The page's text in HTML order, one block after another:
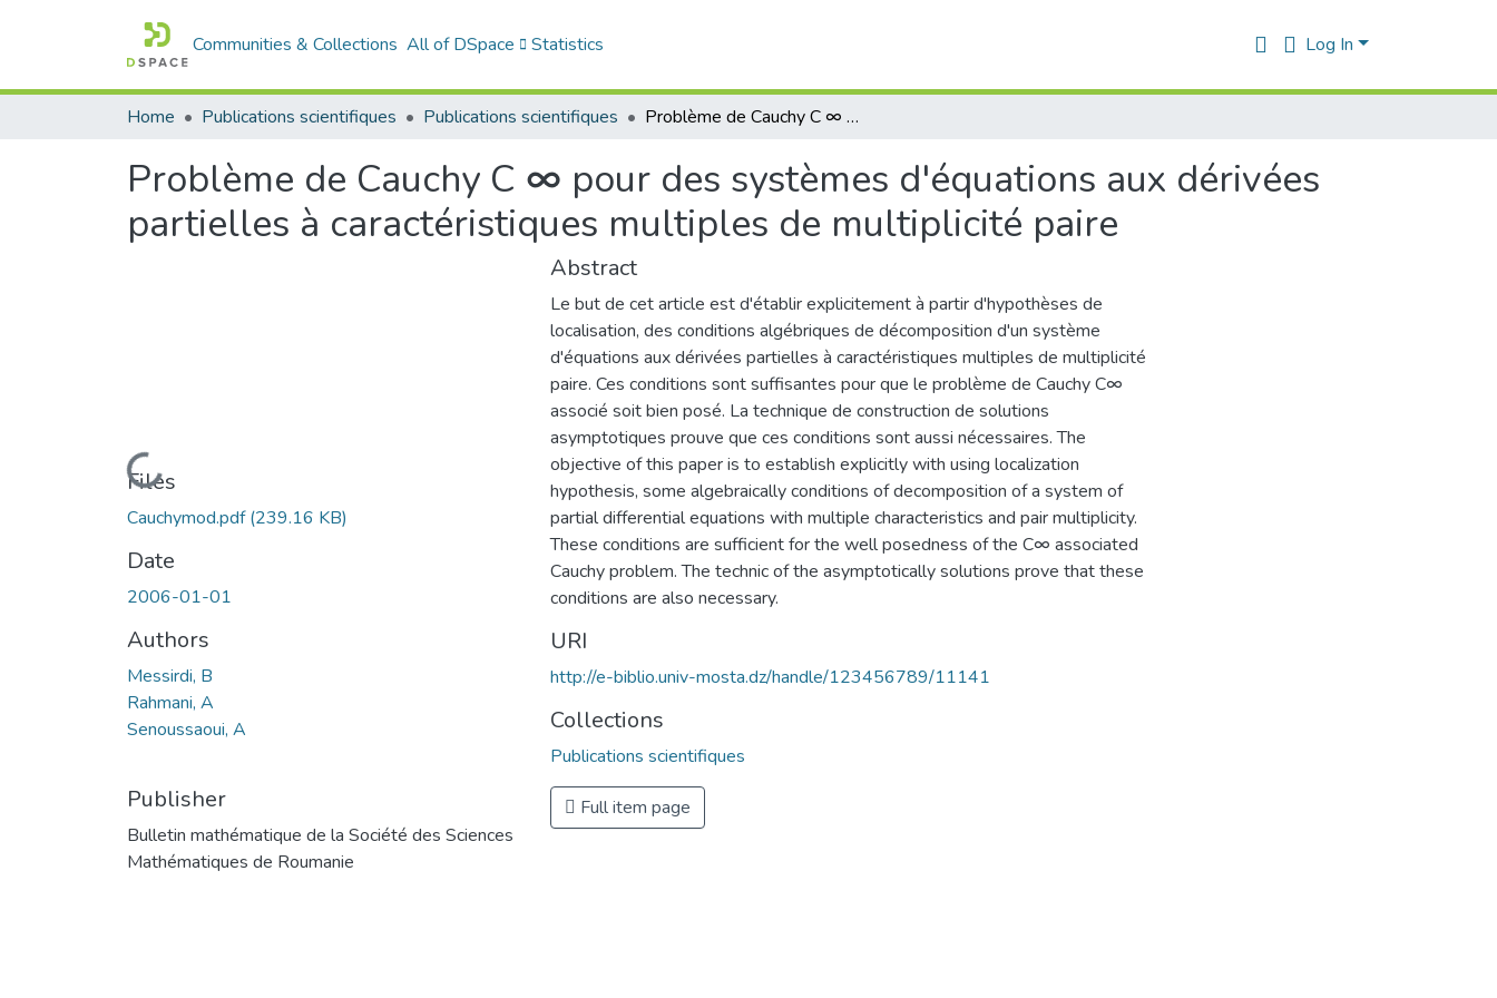
Communities & Collections All of DSpace Statistics Log In
Home Publications scientifiques Publications scientifiques Problème de Cauchy C ∞ pour des systèmes d'équations aux dérivées partielles à caractéristiques multiples de multiplicité paire
Problème de Cauchy C ∞ pour des systèmes d'équations aux dérivées
partielles à caractéristiques multiples de multiplicité paire
Loading...
Files
Cauchymod.pdf(239.16 KB)
Date
2006-01-01
Authors
Messirdi, B
Rahmani, A
Senoussaoui, A
Publisher
Bulletin mathématique de la Société des Sciences
Mathématiques de Roumanie
Abstract
Le but de cet article est d'établir explicitement à partir d'hypothèses de
localisation, des conditions algébriques de décomposition d'un système
d'équations aux dérivées partielles à caractéristiques multiples de multiplicité
paire. Ces conditions sont suffisantes pour que le problème de Cauchy C∞
associé soit bien posé. La technique de construction de solutions
asymptotiques prouve que ces conditions sont aussi nécessaires. The
objective of this paper is to establish explicitly with using localization
hypothesis, some algebraically conditions of decomposition of a system of
partial differential equations with multiple characteristics and pair multiplicity.
These conditions are sufficient for the well posedness of the C∞ associated
Cauchy problem. The technic of the asymptotically solutions prove that these
conditions are also necessary.
URI
http://e-biblio.univ-mosta.dz/handle/123456789/11141
Collections
Publications scientifiques
Full item page